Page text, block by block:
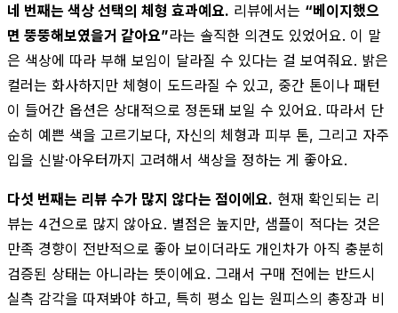
네 번째는 색상 선택의 체형 효과예요. 리뷰에서는 “베이지했으
면 뚱뚱해보였을거 같아요”라는 솔직한 의견도 있었어요. 이 말
은 색상에 따라 부해 보임이 달라질 수 있다는 걸 보여줘요. 밝은
컬러는 화사하지만 체형이 도드라질 수 있고, 중간 톤이나 패턴
이 들어간 옵션은 상대적으로 정돈돼 보일 수 있어요. 따라서 단
순히 예쁜 색을 고르기보다, 자신의 체형과 피부 톤, 그리고 자주
입을 신발·아우터까지 고려해서 색상을 정하는 게 좋아요.
다섯 번째는 리뷰 수가 많지 않다는 점이에요. 현재 확인되는 리
뷰는 4건으로 많지 않아요. 별점은 높지만, 샘플이 적다는 것은
만족 경향이 전반적으로 좋아 보이더라도 개인차가 아직 충분히
검증된 상태는 아니라는 뜻이에요. 그래서 구매 전에는 반드시
실측 감각을 따져봐야 하고, 특히 평소 입는 원피스의 총장과 비